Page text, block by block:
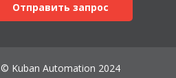
Отправить запрос
© Kuban Automation 2024